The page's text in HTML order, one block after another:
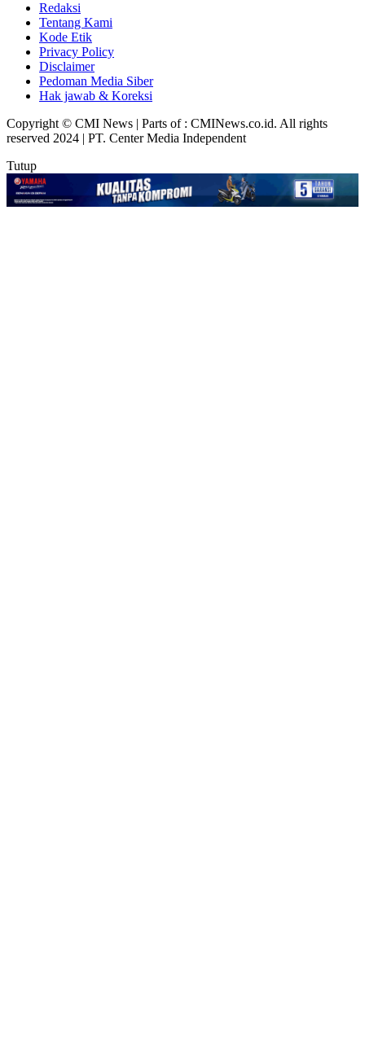
Redaksi
Tentang Kami
Kode Etik
Privacy Policy
Disclaimer
Pedoman Media Siber
Hak jawab & Koreksi
Copyright © CMI News | Parts of : CMINews.co.id. All rights
reserved 2024 | PT. Center Media Independent
Tutup